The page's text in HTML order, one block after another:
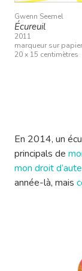
Gwenn Seemel
Écureuil
2011
marqueur sur papier
20 x 15 centimètres
En 2014, un
principals de
mon droit
année-là, mais